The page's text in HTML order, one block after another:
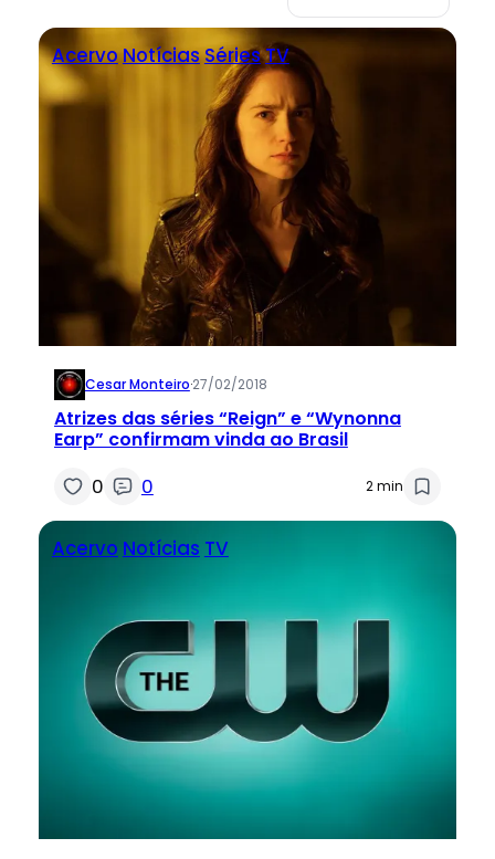
AcervoNotíciasSériesTV
Cesar Monteiro·27/02/2018
Atrizes das séries “Reign” e “Wynonna
Earp” confirmam vinda ao Brasil
0 0 2 min
Acervo Notícias TV